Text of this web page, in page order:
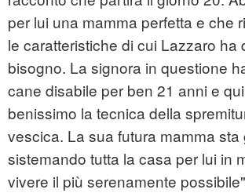
per lui una mamma perfetta e che
le caratteristiche di cui Lazzaro ha
bisogno. La signora in questione
cane disabile per ben 21 anni e
benissimo la tecnica della
vescica. La sua futura mamma sta
sistemando tutta la casa per lui in
vivere il più serenamente